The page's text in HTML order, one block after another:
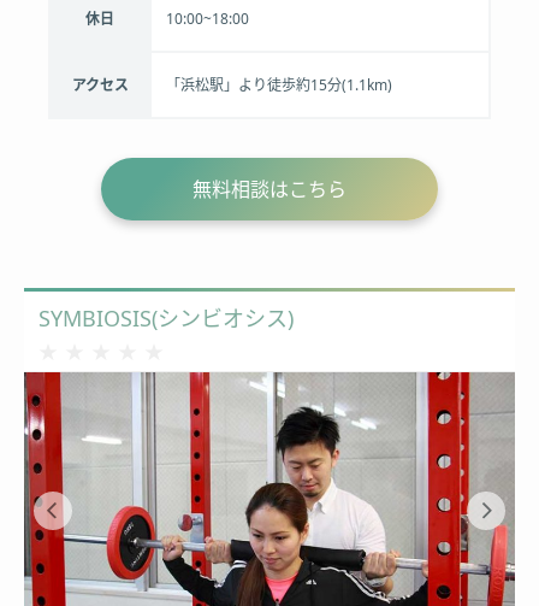
休日 10:00~18:00
アクセス 「浜松駅」より徒歩約15分(1.1km)
無料相談はこちら
SYMBIOSIS(シンビオシス)